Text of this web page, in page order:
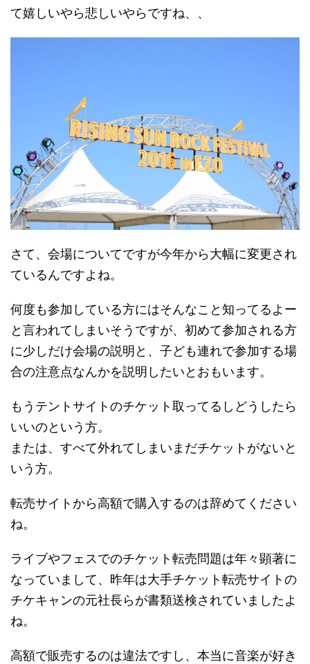
て嬉しいやら悲しいやらですね、、
さて、会場についてですが今年から大幅に変更され
ているんですよね。
何度も参加している方にはそんなこと知ってるよー
と言われてしまいそうですが、初めて参加される方
に少しだけ会場の説明と、子ども連れで参加する場
合の注意点なんかを説明したいとおもいます。
もうテントサイトのチケット取ってるしどうしたら
いいのという方。
または、すべて外れてしまいまだチケットがないと
いう方。
転売サイトから高額で購入するのは辞めてください
ね。
ライブやフェスでのチケット転売問題は年々顕著に
なっていまして、昨年は大手チケット転売サイトの
チケキャンの元社長らが書類送検されていましたよ
ね。
高額で販売するのは違法ですし、本当に音楽が好き